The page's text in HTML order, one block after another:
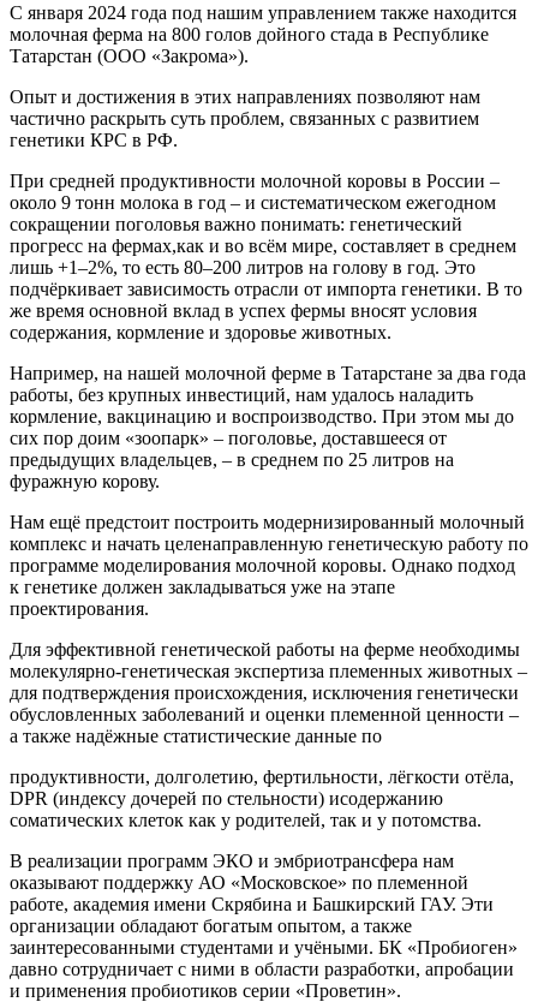
С января 2024 года под нашим управлением также находится
молочная ферма на 800 голов дойного стада в Республике
Татарстан (ООО «Закрома»).
Опыт и достижения в этих направлениях позволяют нам
частично раскрыть суть проблем, связанных с развитием
генетики КРС в РФ.
При средней продуктивности молочной коровы в России –
около 9 тонн молока в год – и систематическом ежегодном
сокращении поголовья важно понимать: генетический
прогресс на фермах,как и во всём мире, составляет в среднем
лишь +1–2%, то есть 80–200 литров на голову в год. Это
подчёркивает зависимость отрасли от импорта генетики. В то
же время основной вклад в успех фермы вносят условия
содержания, кормление и здоровье животных.
Например, на нашей молочной ферме в Татарстане за два года
работы, без крупных инвестиций, нам удалось наладить
кормление, вакцинацию и воспроизводство. При этом мы до
сих пор доим «зоопарк» – поголовье, доставшееся от
предыдущих владельцев, – в среднем по 25 литров на
фуражную корову.
Нам ещё предстоит построить модернизированный молочный
комплекс и начать целенаправленную генетическую работу по
программе моделирования молочной коровы. Однако подход
к генетике должен закладываться уже на этапе
проектирования.
Для эффективной генетической работы на ферме необходимы
молекулярно-генетическая экспертиза племенных животных –
для подтверждения происхождения, исключения генетически
обусловленных заболеваний и оценки племенной ценности –
а также надёжные статистические данные по
продуктивности, долголетию, фертильности, лёгкости отёла,
DPR (индексу дочерей по стельности) исодержанию
соматических клеток как у родителей, так и у потомства.
В реализации программ ЭКО и эмбриотрансфера нам
оказывают поддержку АО «Московское» по племенной
работе, академия имени Скрябина и Башкирский ГАУ. Эти
организации обладают богатым опытом, а также
заинтересованными студентами и учёными. БК «Пробиоген»
давно сотрудничает с ними в области разработки, апробации
и применения пробиотиков серии «Проветин».